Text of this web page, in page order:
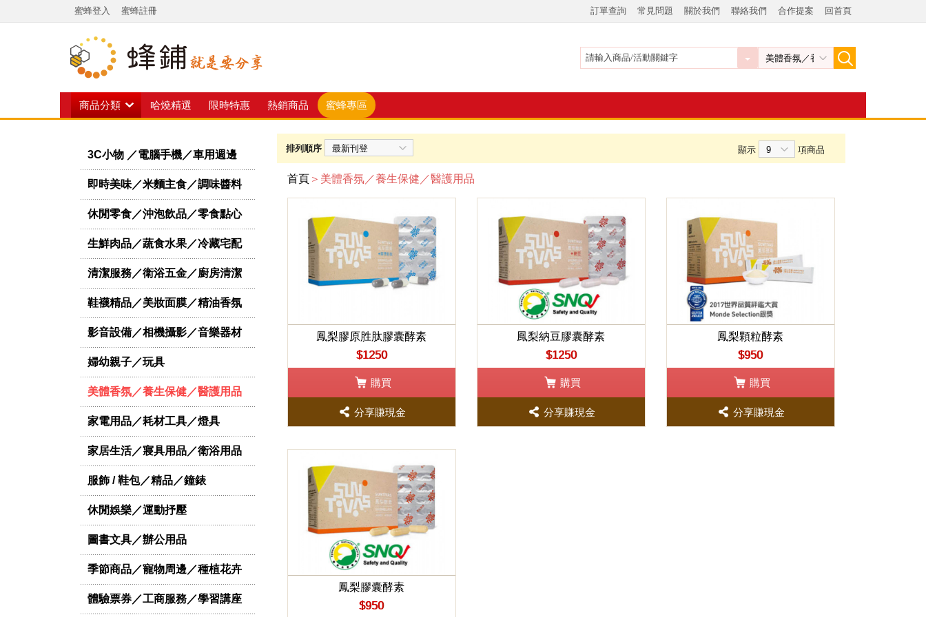
蜜蜂登入 蜜蜂註冊 訂單查詢 常見問題 關於我們 聯絡我們 合作提案 回首頁
商品分類 哈燒精選 限時特惠 熱銷商品 蜜蜂專區
3C小物 ／電腦手機／車用週邊
即時美味／米麵主食／調味醬料
休閒零食／沖泡飲品／零食點心
生鮮肉品／蔬食水果／冷藏宅配
清潔服務／衛浴五金／廚房清潔
鞋襪精品／美妝面膜／精油香氛
影音設備／相機攝影／音樂器材
婦幼親子／玩具
美體香氛／養生保健／醫護用品
家電用品／耗材工具／燈具
家居生活／寢具用品／衛浴用品
服飾 / 鞋包／精品／鐘錶
休閒娛樂／運動抒壓
圖書文具／辦公用品
季節商品／寵物周邊／種植花卉
體驗票券／工商服務／學習講座
排列順序 顯示 項商品
首頁 ＞美體香氛／養生保健／醫護用品
鳳梨膠原胜肽膠囊酵素
$1250
購買
分享賺現金
鳳梨納豆膠囊酵素
$1250
購買
分享賺現金
鳳梨顆粒酵素
$950
購買
分享賺現金
鳳梨膠囊酵素
$950